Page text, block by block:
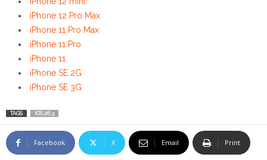
iPhone 12 Pro Max
iPhone 11 Pro Max
iPhone 11 Pro
iPhone 11
iPhone SE 2G
iPhone SE 3G
TAGS IOS 26.3
Facebook X Email Print